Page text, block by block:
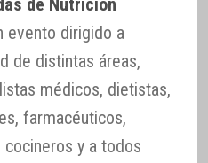
de Nutrición
evento dirigido a
de distintas áreas,
médicos, dietistas,
farmacéuticos,
y a todos